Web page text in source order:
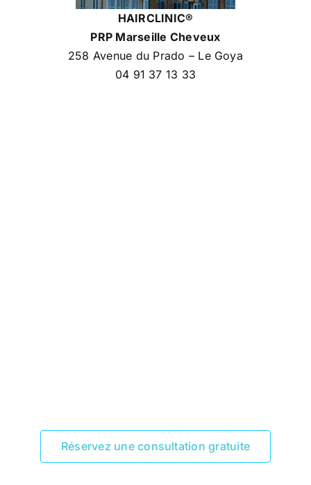
HAIRCLINIC®
PRP Marseille Cheveux
258 Avenue du Prado – Le Goya
04 91 37 13 33
Réservez une consultation gratuite